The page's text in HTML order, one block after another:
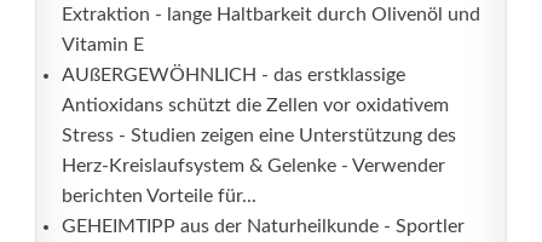
Extraktion - lange Haltbarkeit durch Olivenöl und
Vitamin E
AUßERGEWÖHNLICH - das erstklassige
Antioxidans schützt die Zellen vor oxidativem
Stress - Studien zeigen eine Unterstützung des
Herz-Kreislaufsystem & Gelenke - Verwender
berichten Vorteile für...
GEHEIMTIPP aus der Naturheilkunde - Sportler